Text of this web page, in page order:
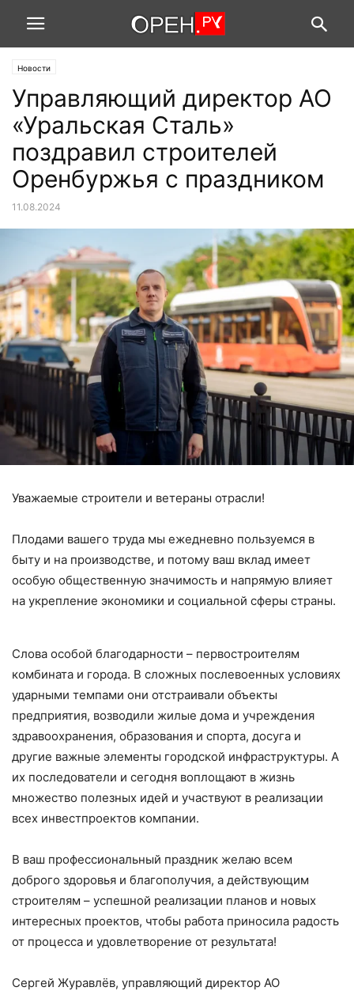
Новости
Управляющий директор АО
«Уральская Сталь»
поздравил строителей
Оренбуржья с праздником
11.08.2024
Уважаемые строители и ветераны отрасли!
Плодами вашего труда мы ежедневно пользуемся в
быту и на производстве, и потому ваш вклад имеет
особую общественную значимость и напрямую влияет
на укрепление экономики и социальной сферы страны.
Слова особой благодарности – первостроителям
комбината и города. В сложных послевоенных условиях
ударными темпами они отстраивали объекты
предприятия, возводили жилые дома и учреждения
здравоохранения, образования и спорта, досуга и
другие важные элементы городской инфраструктуры. А
их последователи и сегодня воплощают в жизнь
множество полезных идей и участвуют в реализации
всех инвестпроектов компании.
В ваш профессиональный праздник желаю всем
доброго здоровья и благополучия, а действующим
строителям – успешной реализации планов и новых
интересных проектов, чтобы работа приносила радость
от процесса и удовлетворение от результата!
Сергей Журавлёв, управляющий директор АО